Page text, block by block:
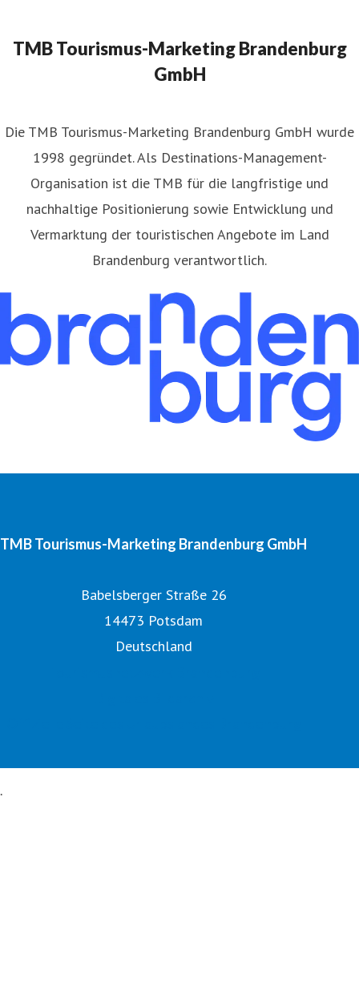
TMB Tourismus-Marketing Brandenburg
GmbH
​Die TMB Tourismus-Marketing Brandenburg GmbH wurde
1998 gegründet. Als Destinations-Management-
Organisation ist die TMB für die langfristige und
nachhaltige Positionierung sowie Entwicklung und
Vermarktung der touristischen Angebote im Land
Brandenburg verantwortlich.
TMB Tourismus-Marketing Brandenburg GmbH
Babelsberger Straße 26
14473 Potsdam
Deutschland